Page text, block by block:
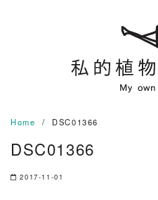
Home DSC01366
DSC01366
2017-11-01